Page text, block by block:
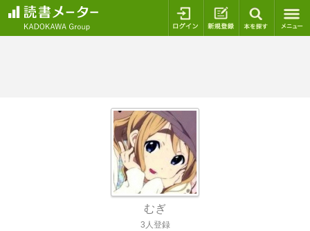
ログイン 新規登録
むぎ
3人登録